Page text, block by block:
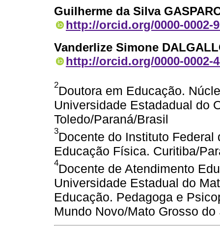
Guilherme da Silva
http://orcid.org/0000-0002-
Vanderlize Simone
http://orcid.org/0000-0002-
2Doutora em Educação.
Universidade Estadadual do
Toledo/Paraná/Brasil
3Docente do Instituto
Educação Física. Curitiba/
4Docente de Atendimento
Universidade Estadual do
Educação. Pedagoga e
Mundo Novo/Mato Grosso